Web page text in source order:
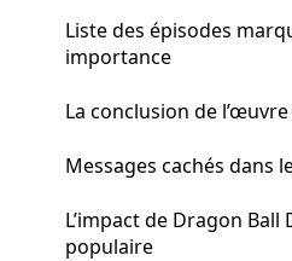
Liste des épisodes
importance
La conclusion de
Messages cachés dans
L’impact de Dragon
populaire